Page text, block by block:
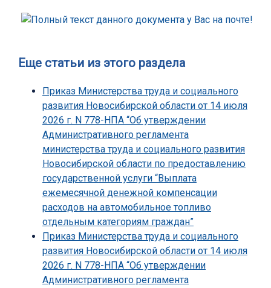
Еще статьи из этого раздела
Приказ Министерства труда и социального
развития Новосибирской области от 14 июля
2026 г. N 778-НПА “Об утверждении
Административного регламента
министерства труда и социального развития
Новосибирской области по предоставлению
государственной услуги “Выплата
ежемесячной денежной компенсации
расходов на автомобильное топливо
отдельным категориям граждан”
Приказ Министерства труда и социального
развития Новосибирской области от 14 июля
2026 г. N 778-НПА “Об утверждении
Административного регламента